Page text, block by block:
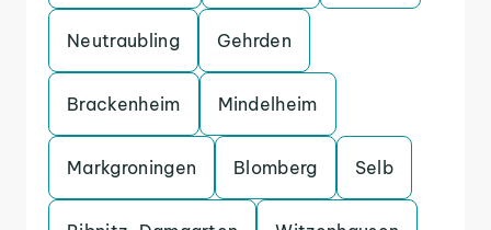
Neutraubling Gehrden
Brackenheim Mindelheim
Markgroningen Blomberg Selb